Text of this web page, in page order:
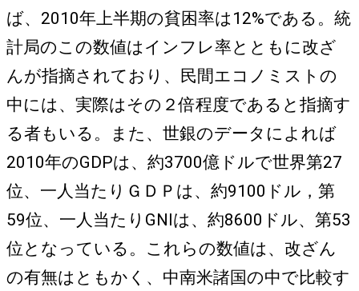
ば、2010年上半期の貧困率は12%である。統
計局のこの数値はインフレ率とともに改ざ
んが指摘されており、民間エコノミストの
中には、実際はその２倍程度であると指摘す
る者もいる。また、世銀のデータによれば
2010年のGDPは、約3700億ドルで世界第27
位、一人当たりＧＤＰは、約9100ドル，第
59位、一人当たりGNIは、約8600ドル、第53
位となっている。これらの数値は、改ざん
の有無はともかく、中南米諸国の中で比較す